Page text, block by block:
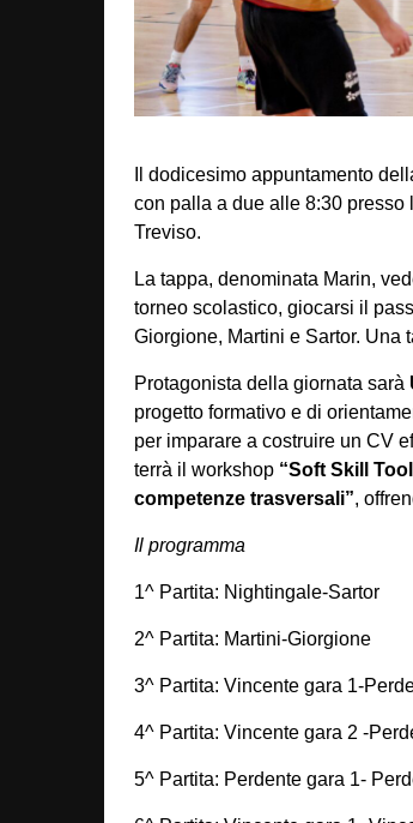
Il dodicesimo appuntamento
con palla a due alle 8:30
Treviso.
La tappa, denominata Marin,
torneo scolastico, giocarsi il
Giorgione, Martini e Sartor. Una
Protagonista della giornata sarà
progetto formativo e di
per imparare a costruire un CV
terrà il workshop “Soft Skill
competenze trasversali”,
Il programma
1^ Partita: Nightingale-Sartor
2^ Partita: Martini-Giorgione
3^ Partita: Vincente gara 1-
4^ Partita: Vincente gara 2 -
5^ Partita: Perdente gara 1-